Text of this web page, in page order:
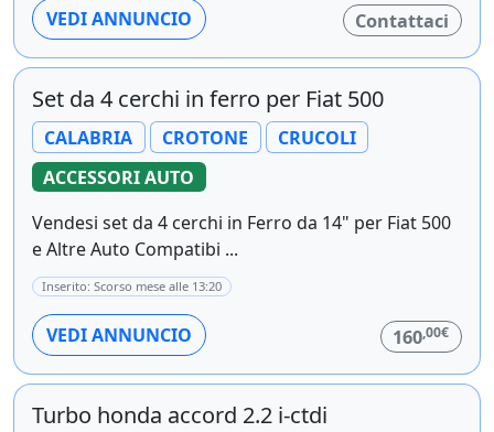
VEDI ANNUNCIO Contattaci
Set da 4 cerchi in ferro per Fiat 500
CALABRIA CROTONE
CRUCOLI
ACCESSORI AUTO
Vendesi set da 4 cerchi in Ferro da 14" per Fiat 500
e Altre Auto Compatibi ...
Inserito: Scorso mese alle 13:20
VEDI ANNUNCIO 160,00€
Turbo honda accord 2.2 i-ctdi